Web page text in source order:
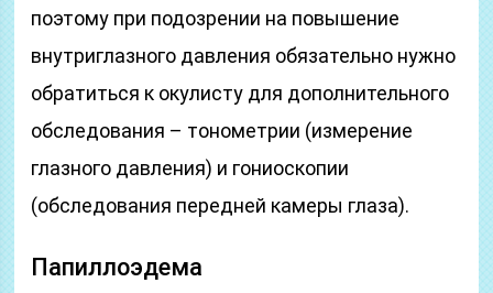
поэтому при подозрении на повышение
внутриглазного давления обязательно нужно
обратиться к окулисту для дополнительного
обследования – тонометрии (измерение
глазного давления) и гониоскопии
(обследования передней камеры глаза).
Папиллоэдема